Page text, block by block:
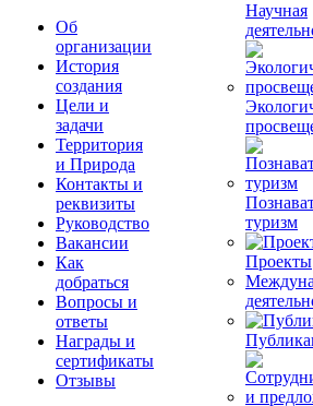
Об
организации
История
создания
Цели и
задачи
Территория
и Природа
Контакты и
реквизиты
Руководство
Вакансии
Как
добраться
Вопросы и
ответы
Награды и
сертификаты
Отзывы
Научная
туризм
Проекты